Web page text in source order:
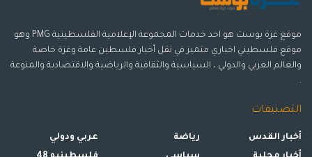
موقع غزة بوست هو احد خدمات المجموعة الإعلامية الفلسطينية PMG وهو
موقع فلسطيني اخباري متميز في نقل أخبار فلسطين عامة وغزة خاصة
والعالم العربي والدولي ، السياسية والثقافية والرياضية والاقتصادية والمنوعة
.
التصنيفات
أخبار القدس
رياضة
عربي ودولي